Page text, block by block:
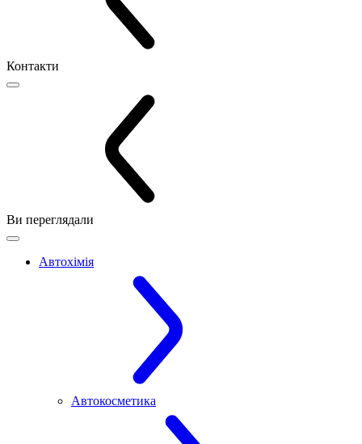
Контакти
Ви переглядали
Автохімія
Автокосметика